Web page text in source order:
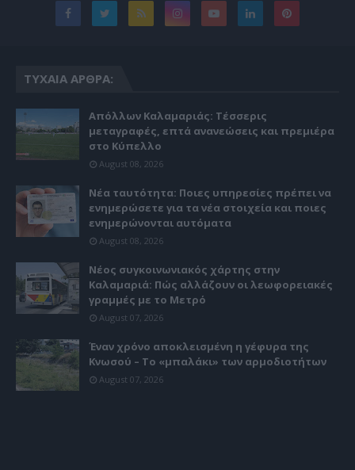
ΤΥΧΑΊΑ ΆΡΘΡΑ:
Απόλλων Καλαμαριάς: Τέσσερις
μεταγραφές, επτά ανανεώσεις και πρεμιέρα
στο Κύπελλο
August 08, 2026
Νέα ταυτότητα: Ποιες υπηρεσίες πρέπει να
ενημερώσετε για τα νέα στοιχεία και ποιες
ενημερώνονται αυτόματα
August 08, 2026
Νέος συγκοινωνιακός χάρτης στην
Καλαμαριά: Πώς αλλάζουν οι λεωφορειακές
γραμμές με το Μετρό
August 07, 2026
Έναν χρόνο αποκλεισμένη η γέφυρα της
Κνωσού – Το «μπαλάκι» των αρμοδιοτήτων
August 07, 2026